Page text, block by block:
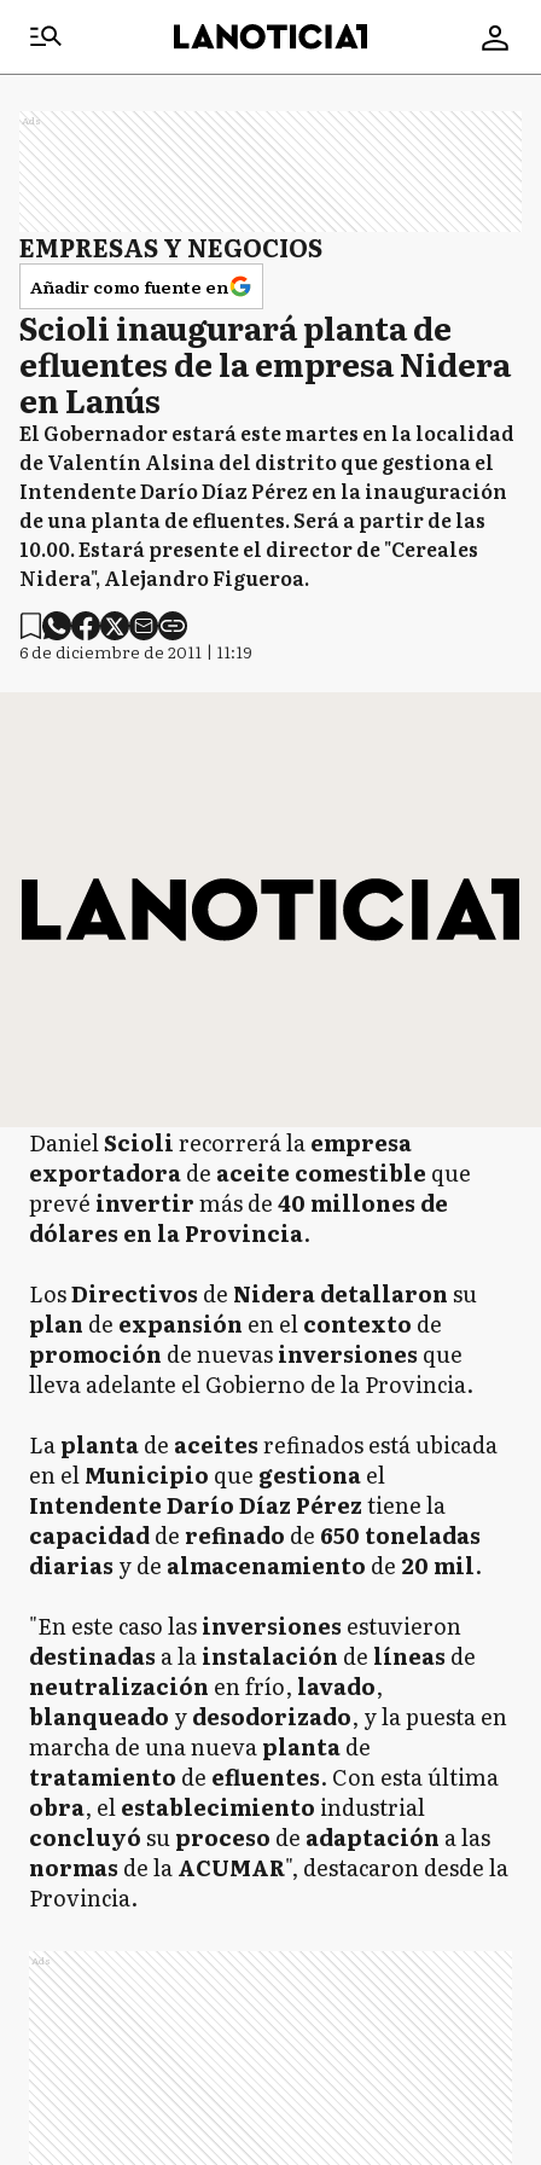
Ads
EMPRESAS Y NEGOCIOS
Añadir como fuente en
Scioli inaugurará planta de
efluentes de la empresa Nidera
en Lanús
El Gobernador estará este martes en la localidad
de Valentín Alsina del distrito que gestiona el
Intendente Darío Díaz Pérez en la inauguración
de una planta de efluentes. Será a partir de las
10.00. Estará presente el director de "Cereales
Nidera", Alejandro Figueroa.
6 de diciembre de 2011 | 11:19
DanielSciolirecorrerá laempresa
exportadorade aceite comestible que
prevé invertirmás de40 millones de
dólares en la Provincia.
LosDirectivos de Nideradetallaronsu
plan de expansión en elcontexto de
promoción de nuevasinversiones que
lleva adelante el Gobierno de la Provincia.
Laplantade aceitesrefinados está ubicada
en elMunicipio que gestionael
IntendenteDarío Díaz Péreztiene la
capacidadde refinado de 650 toneladas
diarias y de almacenamiento de 20 mil.
"En este caso lasinversiones estuvieron
destinadas a lainstalación de líneas de
neutralización en frío, lavado,
blanqueado ydesodorizado, y la puesta en
marcha de una nuevaplantade
tratamiento de efluentes. Con esta última
obra, elestablecimiento industrial
concluyósuproceso de adaptación a las
normas de laACUMAR", destacaron desde la
Provincia.
Ads